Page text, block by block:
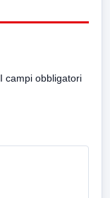
I campi obbligatori